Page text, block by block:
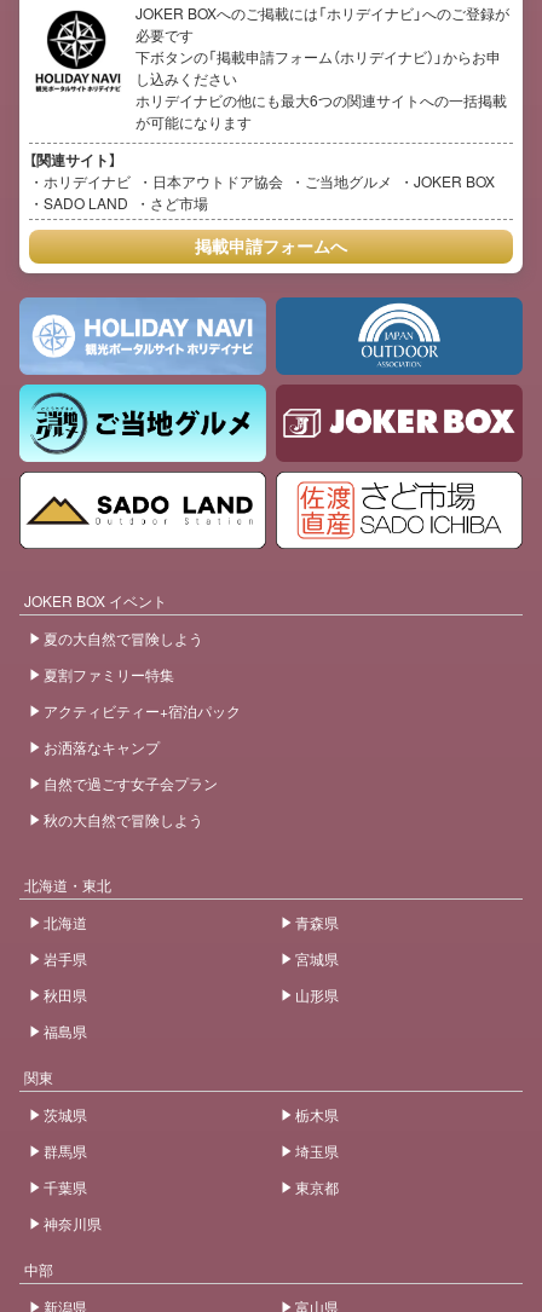
JOKER BOXへのご掲載には「ホリデイナビ」へのご登録が
必要です
下ボタンの「掲載申請フォーム（ホリデイナビ）」からお申
し込みください
ホリデイナビの他にも最大6つの関連サイトへの一括掲載
が可能になります
【関連サイト】
ホリデイナビ 日本アウトドア協会 ご当地グルメ
JOKER BOX
SADO LAND
さど市場
掲載申請フォームへ
JOKER BOX イベント
夏の大自然で冒険しよう
夏割ファミリー特集
アクティビティー+宿泊パック
お洒落なキャンプ
自然で過ごす女子会プラン
秋の大自然で冒険しよう
北海道・東北
北海道
青森県
岩手県
宮城県
秋田県
山形県
福島県
関東
茨城県
栃木県
群馬県
埼玉県
千葉県
東京都
神奈川県
中部
新潟県
富山県